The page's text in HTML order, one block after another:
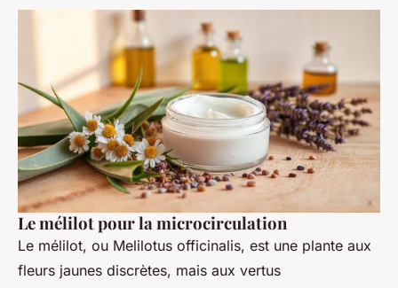
Le mélilot pour la microcirculation
Le mélilot, ou Melilotus officinalis, est une plante aux
fleurs jaunes discrètes, mais aux vertus